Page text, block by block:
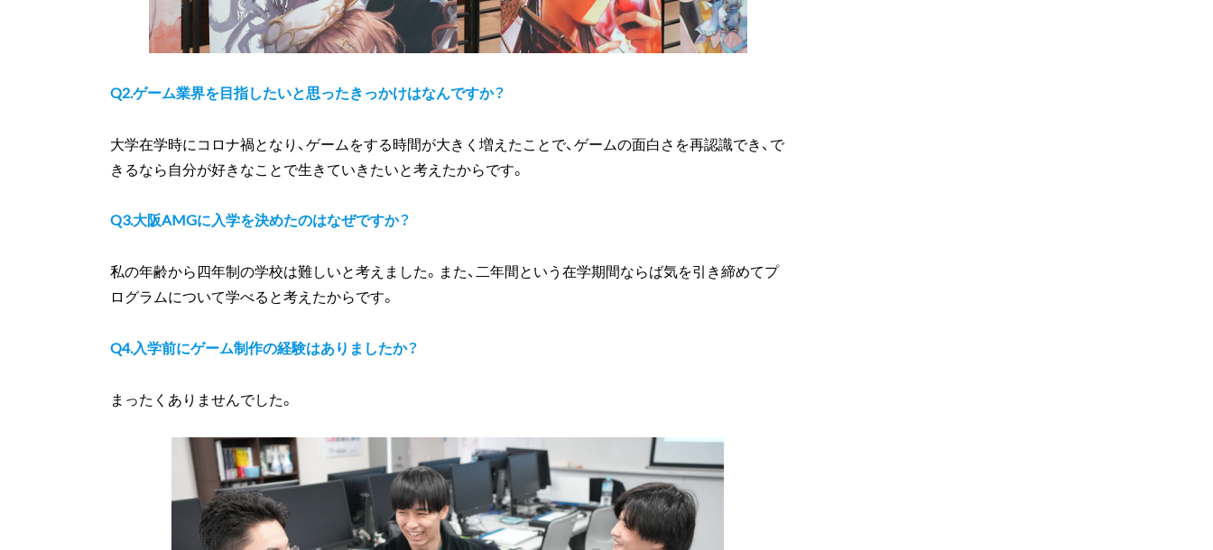
Q2.ゲーム業界を目指したいと思ったきっかけはなんですか？
大学在学時にコロナ禍となり、ゲームをする時間が大きく増えたことで、ゲームの面白さを再認識でき、で
きるなら自分が好きなことで生きていきたいと考えたからです。
Q3.大阪AMGに入学を決めたのはなぜですか？
私の年齢から四年制の学校は難しいと考えました。また、二年間という在学期間ならば気を引き締めてプ
ログラムについて学べると考えたからです。
Q4.入学前にゲーム制作の経験はありましたか？
まったくありませんでした。